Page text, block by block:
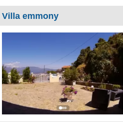
Villa emmony